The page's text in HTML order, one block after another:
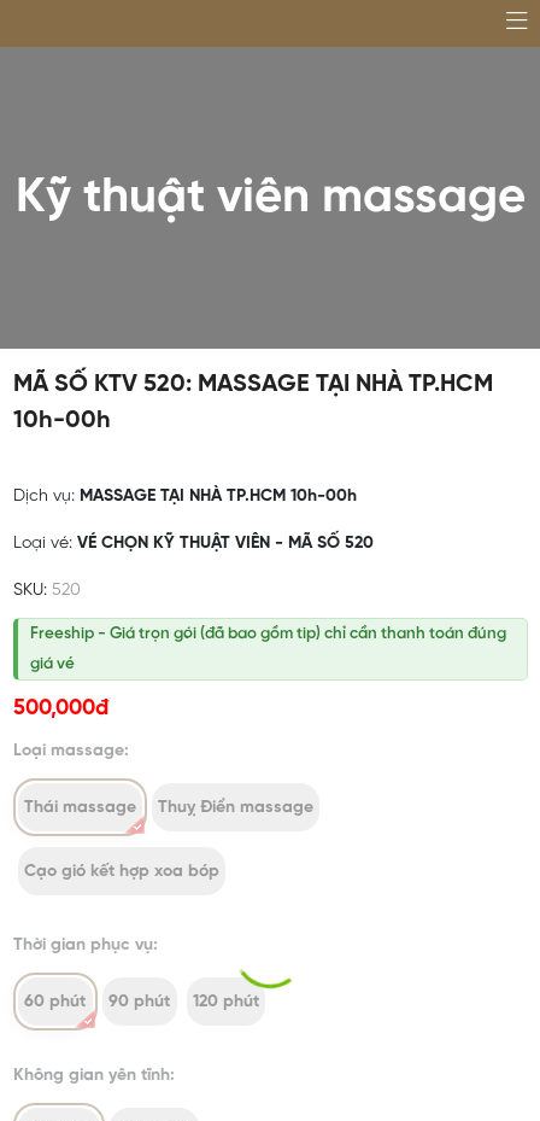
Kỹ thuật viên massage
MÃ SỐ KTV 520: MASSAGE TẠI NHÀ TP.HCM
10h-00h
Dịch vụ:MASSAGE TẠI NHÀ TP.HCM 10h-00h
Loại vé:VÉ CHỌN KỸ THUẬT VIÊN - MÃ SỐ 520
SKU: 520
Freeship - Giá trọn gói (đã bao gồm tip) chỉ cần thanh toán đúng
giá vé
500,000đ
Loại massage:
Thái massage Thuỵ Điển massage
Cạo gió kết hợp xoa bóp
Thời gian phục vụ:
60 phút 90 phút 120 phút
Không gian yên tĩnh: